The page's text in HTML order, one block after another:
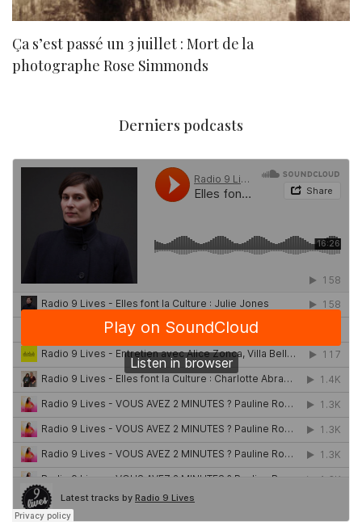
Ça s’est passé un 3 juillet : Mort de la
photographe Rose Simmonds
Derniers podcasts